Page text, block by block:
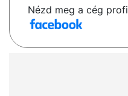
Nézd meg a cég